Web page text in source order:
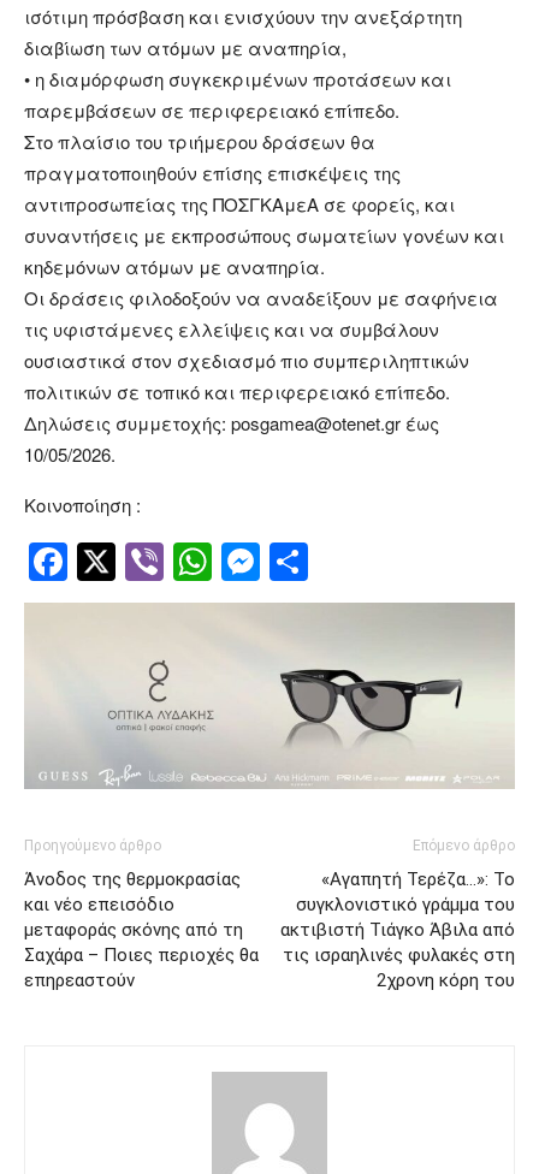
ισότιμη πρόσβαση και ενισχύουν την ανεξάρτητη
διαβίωση των ατόμων με αναπηρία,
• η διαμόρφωση συγκεκριμένων προτάσεων και
παρεμβάσεων σε περιφερειακό επίπεδο.
Στο πλαίσιο του τριήμερου δράσεων θα
πραγματοποιηθούν επίσης επισκέψεις της
αντιπροσωπείας της ΠΟΣΓΚΑμεΑ σε φορείς, και
συναντήσεις με εκπροσώπους σωματείων γονέων και
κηδεμόνων ατόμων με αναπηρία.
Οι δράσεις φιλοδοξούν να αναδείξουν με σαφήνεια
τις υφιστάμενες ελλείψεις και να συμβάλουν
ουσιαστικά στον σχεδιασμό πιο συμπεριληπτικών
πολιτικών σε τοπικό και περιφερειακό επίπεδο.
Δηλώσεις συμμετοχής: posgamea@otenet.gr έως
10/05/2026.
Κοινοποίηση :
Facebook
Twitter
ViberWhatsApp
Messenger
Προηγούμενο άρθρο
Άνοδος της θερμοκρασίας
και νέο επεισόδιο
μεταφοράς σκόνης από τη
Σαχάρα – Ποιες περιοχές θα
επηρεαστούν
Επόμενο άρθρο
«Αγαπητή Τερέζα…»: Το
συγκλονιστικό γράμμα του
ακτιβιστή Τιάγκο Άβιλα από
τις ισραηλινές φυλακές στη
2χρονη κόρη του